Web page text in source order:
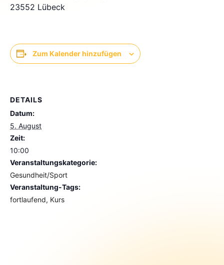
23552 Lübeck
Zum Kalender hinzufügen
DETAILS
Datum:
5. August
Zeit:
10:00
Veranstaltungskategorie:
Gesundheit/Sport
Veranstaltung-Tags:
fortlaufend, Kurs